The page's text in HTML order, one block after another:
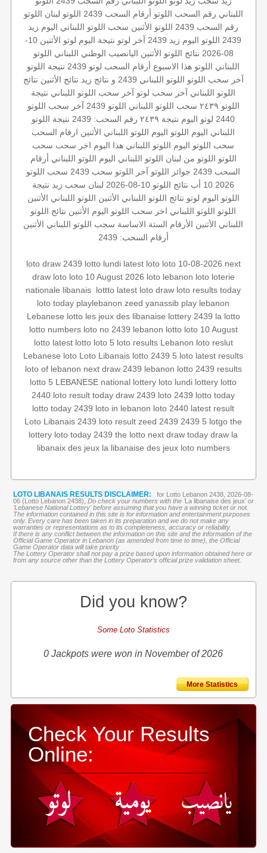
اللبناني رقم السحب اللوتو أرقام السحب 2439 اللوتو لبنان اللوتو
رقم السحب 2439
اللوتو الأثنين سحب اللوتو اللبناني اليوم زيد
2439 اللوتو اليوم زيد 2439 آخر لوتو نتيجة اليوم
لوتو الأثنين 10-
08-2026
نتائج اللوتو الأثنين اليانصيب الوطني اللبناني اللوتو
اللبناني اللوتو هذا الاسبوع أرقام السحب لوتو 2439
نتيجة اللوتو
آخر سحب اللوتو اللوتو اللبناني 2439 و نتائج زيد نتائج الأثنين نتائج
اللوتو اللبناني آخر سحب لوتو آخر سحب اللوتو اللبناني نتيجة
اللوتو ٢٤٣٩
سحب اللوتو اللبناني اللوتو 2439 آخر سحب اللوتو
2440 لوتو اليوم نتيجة ٢٤٣٩ رقم السحب: 2439
نتيجة اللوتو
اللبناني اليوم اللوتو اليوم اللوتو اللبناني الأثنين ارقام السحب
سحب اللوتو اليوم اللوتو اللبناني هذا اليوم اخر سحب سحب
اللوتو اللوتو من لبنان اللوتو اللبناني اليوم اللوتو اللبناني أرقام
السحب 2439
جوائز اللوتو آخر اللوتو سحب 2439
سحب اللوتو
2026 10 أب
نتائج اللوتو 10-08-2026 لبنان سحب زيد نتيجة
اللوتو اليوم لوتو نتائج اللوتو اللبناني الأثنين اللوتو اللبناني الأثنين
اللوتو اللوتو اللبناني اخر سحب اللوتو اليوم الأثنين نتائج اللوتو
اللبناني الأثنين الأرقام الستة الاساسة سحب اللوتو اللبناني الأثنين
أرقام السحب: 2439
loto draw 2439 lotto lundi latest loto loto 10-08-2026 next
draw loto loto 10 August 2026 loto lebanon loto loterie
nationale libanais lottto latest loto draw loto results today
loto today playlebanon zeed yanassib play lebanon
Lebanese lotto les jeux des libanaise lottery 2439 la lotto
lotto numbers loto no 2439 lebanon lotto loto 10 August
lotto latest lotto loto 5 loto results Lebanon loto reslut
Lebanese loto Loto Libanais lotto 2439 5 loto latest results
loto of lebanon next draw 2439 lebanon lotto 2439 results
lotto 5 LEBANESE national lottery loto lundi lottery lotto
2440 loto result today draw 2439 loto 2439 lotto today
lotto today 2439 loto in lebanon loto 2440 latest result
Loto Libanais 2439 loto result zeed 2439 2439 5 lotgo the
lottery loto today 2439 the lotto next draw today draw la
libanaix des jeux la libanaise des jeux loto numbers
LOTO LIBANAIS RESULTS DISCLAIMER:
for Lotto Lebanon 2438, 2026-08-
06 (Lotto Lebanon 2438), Do check your numbers with the 'La libanaise des jeux' or
'Lebanese National Lottery' before assuming that you have a winning ticket or not.
The information contained in this site is for information and entertainment purposes
only. Every care has been taken in its preparation and we do not make any
warranties or representations as to its completeness, accuracy or reliability.
If there is any conflict between the information on this site and the information of the
Official Game Operator in Lebanon (as amended from time to time), the Official
Game Operator data will take priority
The Lottery Operator shall not pay a prize based upon information obtained here or
from any source other than the Lottery Operator’s official prize validation sheet.
Did you know?
Some Loto Statistics
0 Jackpots were won in November of 2026
More Statistics
Check Your Results
Online: